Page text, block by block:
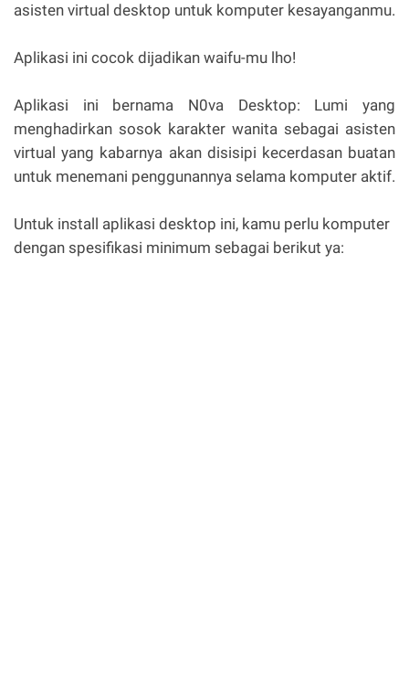
asisten virtual desktop untuk komputer kesayanganmu.
Aplikasi ini cocok dijadikan waifu-mu lho!
Aplikasi ini bernama N0va Desktop: Lumi yang
menghadirkan sosok karakter wanita sebagai asisten
virtual yang kabarnya akan disisipi kecerdasan buatan
untuk menemani penggunannya selama komputer aktif.
Untuk install aplikasi desktop ini, kamu perlu komputer
dengan spesifikasi minimum sebagai berikut ya: